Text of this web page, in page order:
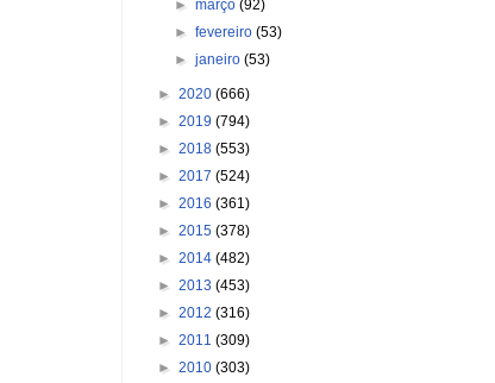
►março(92)
►fevereiro(53)
►janeiro(53)
► 2020 (666)
► 2019 (794)
► 2018 (553)
► 2017 (524)
► 2016 (361)
► 2015 (378)
► 2014 (482)
► 2013 (453)
► 2012 (316)
► 2011 (309)
► 2010 (303)